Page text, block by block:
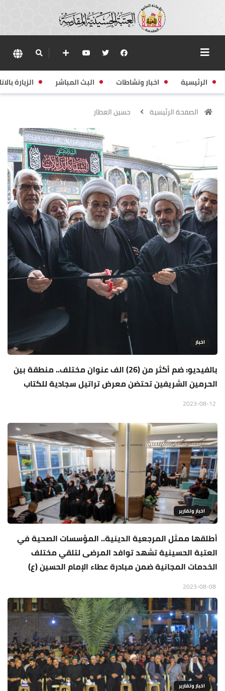
الرئيسية اخبار ونشاطات البث المباشر الزيارة
الصفحة الرئيسية حسين العطار
اخبار
بالفيديو: ضم أكثر من (26) الف عنوان مختلف.. منطقة بين
الحرمين الشريفين تحتضن معرض تراتيل سجادية للكتاب
اخبار وتقارير
أطلقها ممثل المرجعية الدينية.. المؤسسات الصحية في
العتبة الحسينية تشهد توافد المرضى لتلقي مختلف
الخدمات المجانية ضمن مبادرة عطاء الإمام الحسين (ع)
اخبار وتقارير